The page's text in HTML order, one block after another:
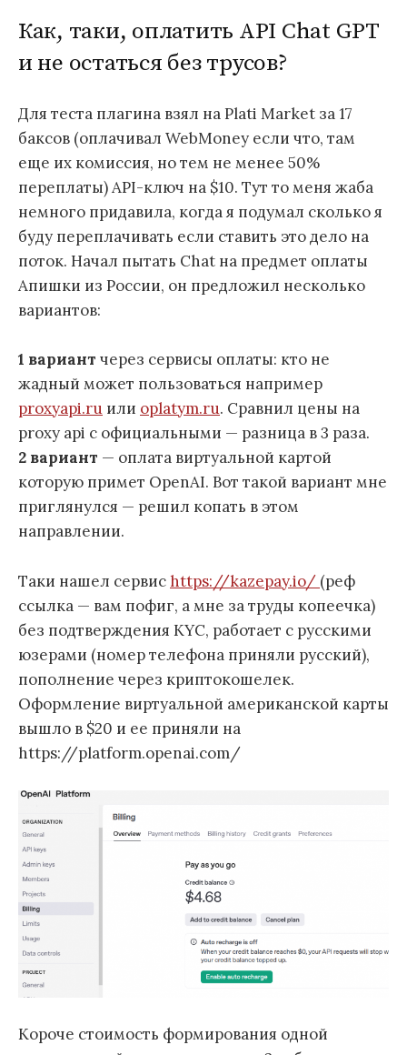
Как, таки, оплатить API Chat GPT
и не остаться без трусов?
Для теста плагина взял на Plati Market за 17
баксов (оплачивал WebMoney если что, там
еще их комиссия, но тем не менее 50%
переплаты) API-ключ на $10. Тут то меня жаба
немного придавила, когда я подумал сколько я
буду переплачивать если ставить это дело на
поток. Начал пытать Chat на предмет оплаты
Апишки из России, он предложил несколько
вариантов:
1 вариант через сервисы оплаты: кто не
жадный может пользоваться например
proxyapi.ru или oplatym.ru. Сравнил цены на
proxy api с официальными — разница в 3 раза.
2 вариант — оплата виртуальной картой
которую примет OpenAI. Вот такой вариант мне
приглянулся — решил копать в этом
направлении.
Таки нашел сервисhttps://kazepay.io/ (реф
ссылка — вам пофиг, а мне за труды копеечка)
без подтверждения KYC, работает с русскими
юзерами (номер телефона приняли русский),
пополнение через криптокошелек.
Оформление виртуальной американской карты
вышло в $20 и ее приняли на
https://platform.openai.com/
Короче стоимость формирования одной